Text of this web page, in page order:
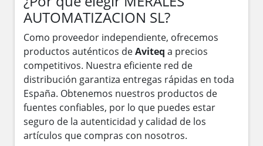
AUTOMATIZACION SL?
Como proveedor independiente, ofrecemos
productos auténticos deAviteq a precios
competitivos. Nuestra eficiente red de
distribución garantiza entregas rápidas en toda
España. Obtenemos nuestros productos de
fuentes confiables, por lo que puedes estar
seguro de la autenticidad y calidad de los
artículos que compras con nosotros.